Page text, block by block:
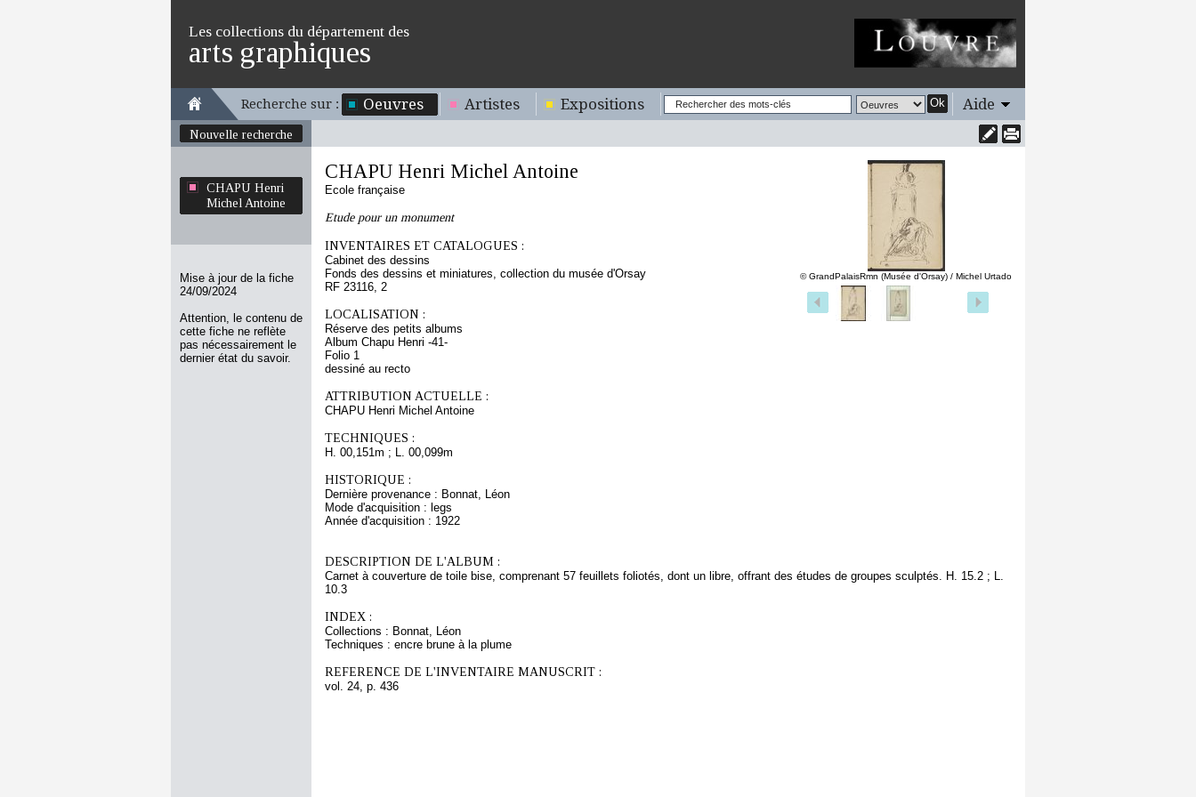
Les collections du département des
arts graphiques
Recherche sur : Oeuvres Artistes Expositions Ok Aide
Nouvelle recherche
CHAPU Henri
Michel Antoine
Mise à jour de la fiche
24/09/2024
Attention, le contenu de
cette fiche ne reflète
pas nécessairement le
dernier état du savoir.
© GrandPalaisRmn (Musée d'Orsay) / Michel Urtado
CHAPU Henri Michel Antoine
Ecole française
Etude pour un monument
INVENTAIRES ET CATALOGUES :
Cabinet des dessins
Fonds des dessins et miniatures, collection du musée d'Orsay
RF 23116, 2
LOCALISATION :
Réserve des petits albums
Album Chapu Henri -41-
Folio 1
dessiné au recto
ATTRIBUTION ACTUELLE :
CHAPU Henri Michel Antoine
TECHNIQUES :
H. 00,151m ; L. 00,099m
HISTORIQUE :
Dernière provenance : Bonnat, Léon
Mode d'acquisition : legs
Année d'acquisition : 1922
DESCRIPTION DE L'ALBUM :
Carnet à couverture de toile bise, comprenant 57 feuillets foliotés, dont un libre, offrant des études de groupes sculptés. H. 15.2 ; L.
10.3
INDEX :
Collections : Bonnat, Léon
Techniques : encre brune à la plume
REFERENCE DE L'INVENTAIRE MANUSCRIT :
vol. 24, p. 436